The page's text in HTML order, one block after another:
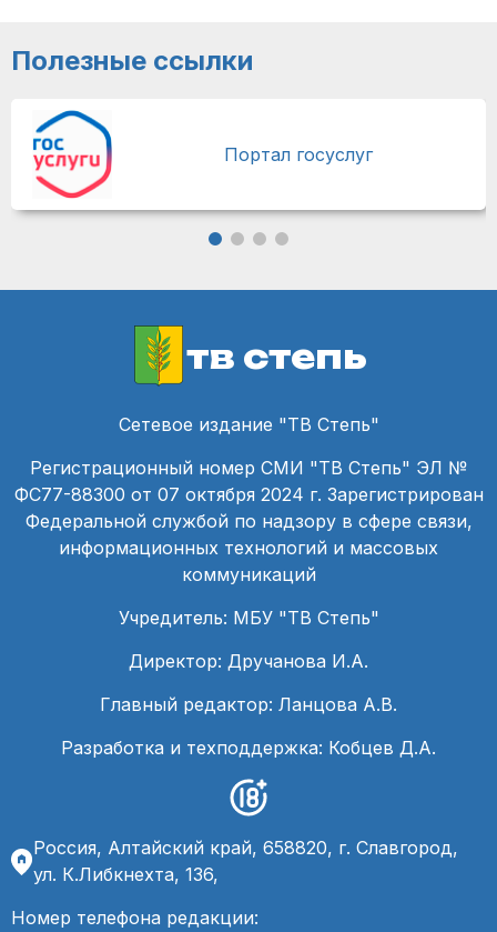
Полезные ссылки
Портал госуслуг
тв степь
Сетевое издание "ТВ Степь"
Регистрационный номер СМИ "ТВ Степь" ЭЛ №
ФС77-88300 от 07 октября 2024 г. Зарегистрирован
Федеральной службой по надзору в сфере связи,
информационных технологий и массовых
коммуникаций
Учредитель: МБУ "ТВ Степь"
Директор: Дручанова И.А.
Главный редактор: Ланцова А.В.
Разработка и техподдержка: Кобцев Д.А.
Россия, Алтайский край, 658820, г. Славгород,
ул. К.Либкнехта, 136,
Номер телефона редакции: